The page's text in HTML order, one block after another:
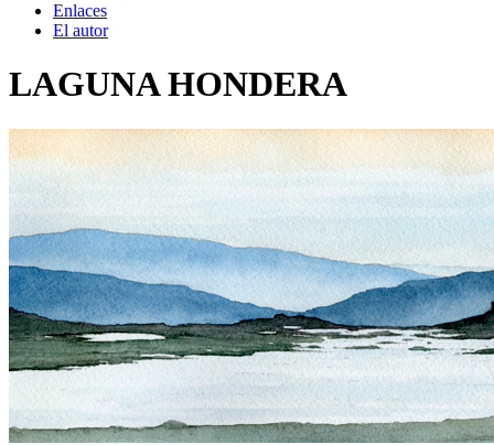
Enlaces
El autor
LAGUNA HONDERA